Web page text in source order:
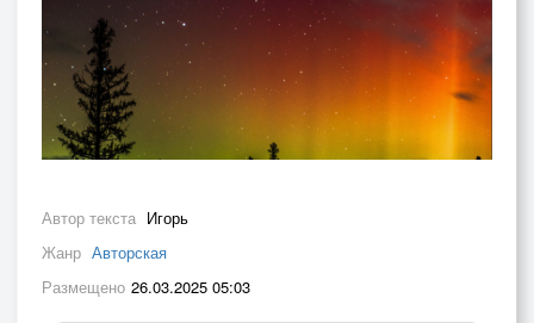
Автор текста Игорь
Жанр Авторская
Размещено 26.03.2025 05:03